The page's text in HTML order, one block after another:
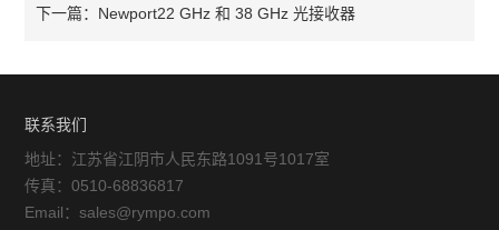
下一篇： Newport22 GHz 和 38 GHz 光接收器
联系我们
地址：江苏省江阴市人民东路1091号1017室
传真：0510-68836817
Email：sales@rympo.com